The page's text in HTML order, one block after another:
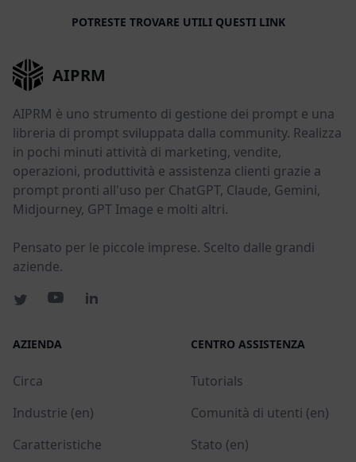
POTRESTE TROVARE UTILI QUESTI LINK
AIPRM
AIPRM è uno strumento di gestione dei prompt e una
libreria di prompt sviluppata dalla community. Realizza
in pochi minuti attività di marketing, vendite,
operazioni, produttività e assistenza clienti grazie a
prompt pronti all'uso per ChatGPT, Claude, Gemini,
Midjourney, GPT Image e molti altri.
Pensato per le piccole imprese. Scelto dalle grandi
aziende.
AZIENDA
Circa
Industrie (en)
Caratteristiche
CENTRO ASSISTENZA
Tutorials
Comunità di utenti (en)
Stato (en)